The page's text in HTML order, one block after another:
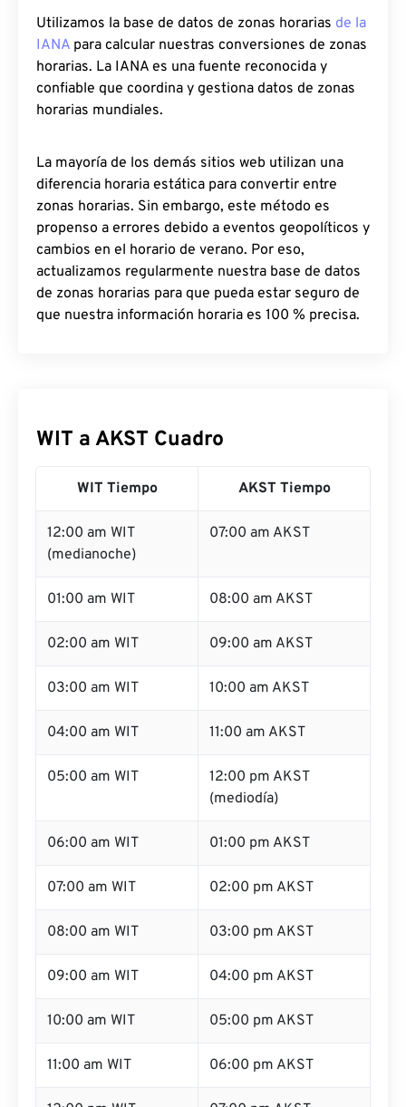
Utilizamos la base de datos de zonas horarias de la
IANA para calcular nuestras conversiones de zonas
horarias. La IANA es una fuente reconocida y
confiable que coordina y gestiona datos de zonas
horarias mundiales.
La mayoría de los demás sitios web utilizan una
diferencia horaria estática para convertir entre
zonas horarias. Sin embargo, este método es
propenso a errores debido a eventos geopolíticos y
cambios en el horario de verano. Por eso,
actualizamos regularmente nuestra base de datos
de zonas horarias para que pueda estar seguro de
que nuestra información horaria es 100 % precisa.
WIT a AKST Cuadro
WIT Tiempo AKST Tiempo
12:00 am WIT
(medianoche)
07:00 am AKST
01:00 am WIT 08:00 am AKST
02:00 am WIT 09:00 am AKST
03:00 am WIT 10:00 am AKST
04:00 am WIT 11:00 am AKST
05:00 am WIT
12:00 pm AKST
(mediodía)
06:00 am WIT 01:00 pm AKST
07:00 am WIT 02:00 pm AKST
08:00 am WIT 03:00 pm AKST
09:00 am WIT 04:00 pm AKST
10:00 am WIT 05:00 pm AKST
11:00 am WIT 06:00 pm AKST